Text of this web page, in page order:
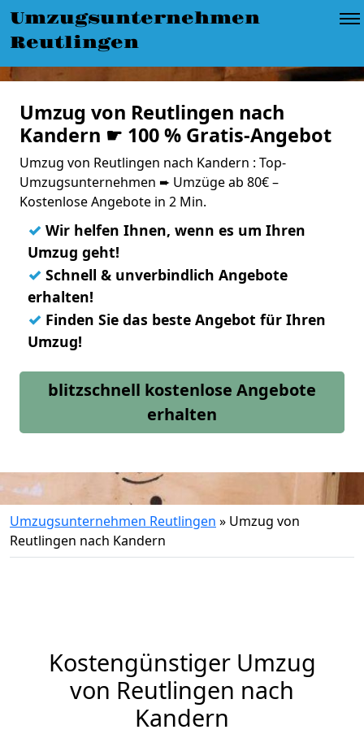
Umzugsunternehmen
Reutlingen
Umzug von Reutlingen nach
Kandern ☛ 100 % Gratis-Angebot
Umzug von Reutlingen nach Kandern : Top-
Umzugsunternehmen ➨ Umzüge ab 80€ –
Kostenlose Angebote in 2 Min.
✓ Wir helfen Ihnen, wenn es um Ihren
Umzug geht!
✓ Schnell & unverbindlich Angebote
erhalten!
✓ Finden Sie das beste Angebot für Ihren
Umzug!
blitzschnell kostenlose Angebote
erhalten
Umzugsunternehmen Reutlingen » Umzug von
Reutlingen nach Kandern
Kostengünstiger Umzug
von Reutlingen nach
Kandern